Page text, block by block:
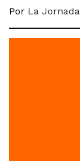
Por La Jornada